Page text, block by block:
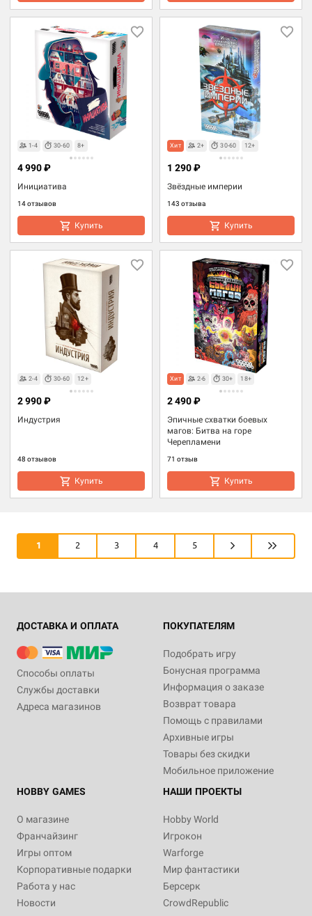
1-4 30-60 8+
Инициатива
14 отзывов
4 990 ₽
Купить
Хит 2+ 30-60 12+
Звёздные империи
143 отзыва
1 290 ₽
Купить
2-4 30-60 12+
Индустрия
48 отзывов
2 990 ₽
Купить
Хит 2-6 30+ 18+
Эпичные схватки боевых
магов: Битва на горе
Черепламени
71 отзыв
2 490 ₽
Купить
1 2 3 4 5
ДОСТАВКА И ОПЛАТА
Способы оплаты
Службы доставки
Адреса магазинов
ПОКУПАТЕЛЯМ
Подобрать игру
Бонусная программа
Информация о заказе
Возврат товара
Помощь с правилами
Архивные игры
Товары без скидки
Мобильное приложение
HOBBY GAMES
О магазине
Франчайзинг
Игры оптом
Корпоративные подарки
Работа у нас
Новости
НАШИ ПРОЕКТЫ
Hobby World
Игрокон
Warforge
Мир фантастики
Берсерк
CrowdRepublic